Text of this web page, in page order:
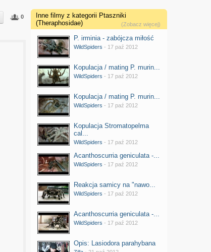
0
Inne filmy z kategorii Ptaszniki
(Theraphosidae)
(Zobacz więcej)
P. irminia - zabójcza miłość
WildSpiders - 17 paź 2012
Kopulacja / mating P. murin...
WildSpiders - 17 paź 2012
Kopulacja / mating P. murin...
WildSpiders - 17 paź 2012
Kopulacja Stromatopelma
cal...
WildSpiders - 17 paź 2012
Acanthoscurria geniculata -...
WildSpiders - 17 paź 2012
Reakcja samicy na "nawo...
WildSpiders - 17 paź 2012
Acanthoscurria geniculata -...
WildSpiders - 17 paź 2012
Opis: Lasiodora parahybana